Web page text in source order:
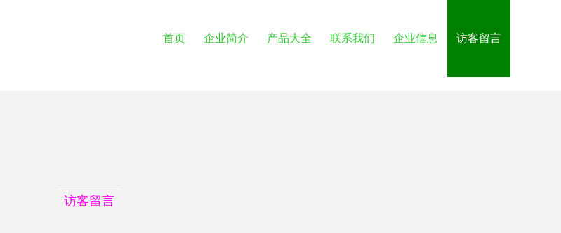
首页 企业简介 产品大全 联系我们 企业信息 访客留言
访客留言